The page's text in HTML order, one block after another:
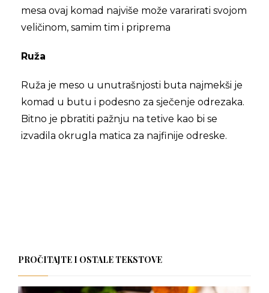
mesa ovaj komad najviše može vararirati svojom
veličinom, samim tim i priprema
Ruža
Ruža je meso u unutrašnjosti buta najmekši je
komad u butu i podesno za sječenje odrezaka.
Bitno je pbratiti pažnju na tetive kao bi se
izvadila okrugla matica za najfinije odreske.
PROČITAJTE I OSTALE TEKSTOVE